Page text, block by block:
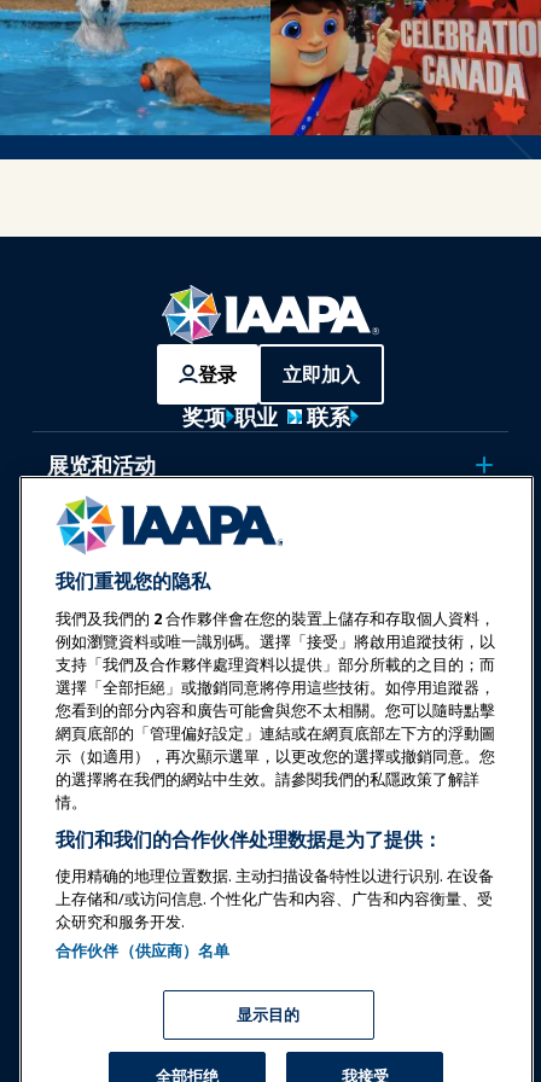
登录 立即加入
奖项 职业
联系
展览和活动
新闻与乐趣世界
教育
安全与保障
倡导
研究与报告
关于IAAPA
合作伙伴
Copyright © 2026 国际游乐园和景点协会。保留所有权利。
服务条款 管理偏好設定
我们重视您的隐私
我們及我們的 2合作夥伴會在您的裝置上儲存和存取個人資料，
例如瀏覽資料或唯一識別碼。選擇「接受」將啟用追蹤技術，以
支持「我們及合作夥伴處理資料以提供」部分所載的之目的；而
選擇「全部拒絕」或撤銷同意將停用這些技術。如停用追蹤器，
您看到的部分內容和廣告可能會與您不太相關。您可以隨時點擊
網頁底部的「管理偏好設定」連結或在網頁底部左下方的浮動圖
示（如適用），再次顯示選單，以更改您的選擇或撤銷同意。您
的選擇將在我們的網站中生效。請參閱我們的私隱政策了解詳
情。
我们和我们的合作伙伴处理数据是为了提供：
使用精确的地理位置数据. 主动扫描设备特性以进行识别. 在设备
上存储和/或访问信息. 个性化广告和内容、广告和内容衡量、受
众研究和服务开发.
合作伙伴（供应商）名单
显示目的
全部拒绝 我接受